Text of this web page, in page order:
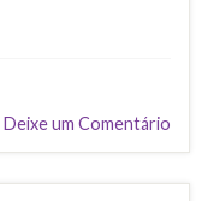
Deixe um Comentário